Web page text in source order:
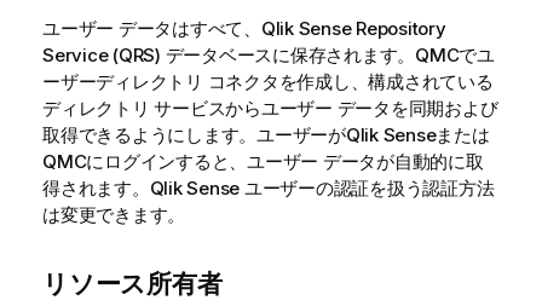
ユーザー データはすべて、 Qlik Sense Repository
Service(QRS) データベースに保存されます。 QMCでユ
ーザーディレクトリ コネクタを作成し、構成されている
ディレクトリ サービスからユーザー データを同期および
取得できるようにします。ユーザーがQlik Senseまたは
QMCにログインすると、ユーザー データが自動的に取
得されます。 Qlik Sense ユーザーの認証を扱う認証方法
は変更できます。
リソース所有者